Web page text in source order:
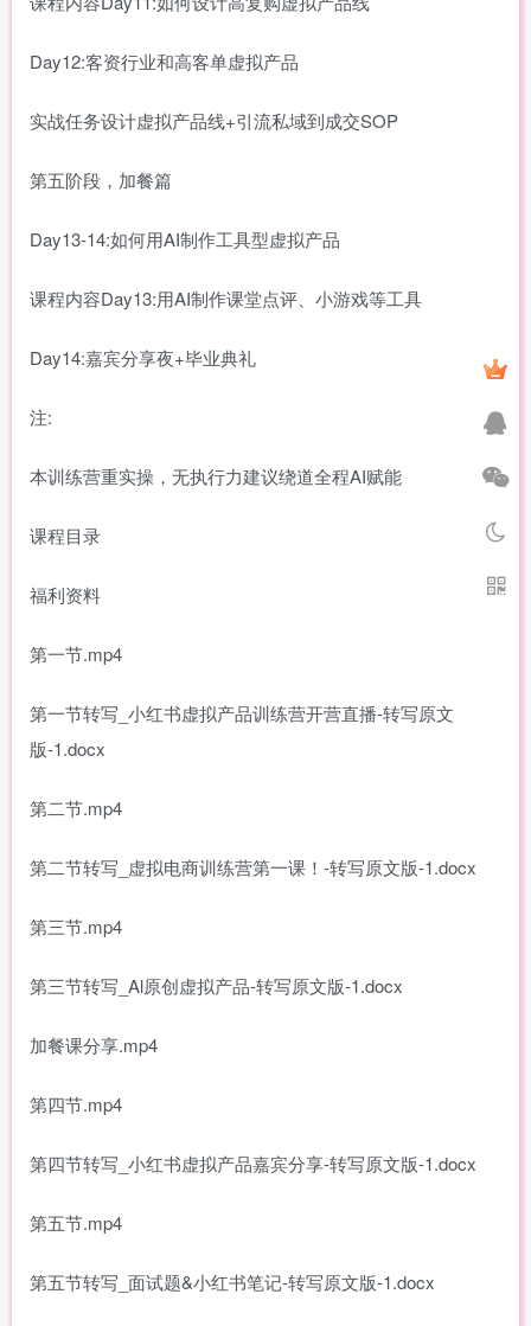
Day12:客资行业和高客单虚拟产品
实战任务设计虚拟产品线+引流私域到成交SOP
第五阶段，加餐篇
Day13-14:如何用AI制作工具型虚拟产品
课程内容Day13:用AI制作课堂点评、小游戏等工具
Day14:嘉宾分享夜+毕业典礼
注:
本训练营重实操，无执行力建议绕道全程AI赋能
课程目录
福利资料
第一节.mp4
第一节转写_小红书虚拟产品训练营开营直播-转写原文
版-1.docx
第二节.mp4
第二节转写_虚拟电商训练营第一课！-转写原文版-1.docx
第三节.mp4
第三节转写_Al原创虚拟产品-转写原文版-1.docx
加餐课分享.mp4
第四节.mp4
第四节转写_小红书虚拟产品嘉宾分享-转写原文版-1.docx
第五节.mp4
第五节转写_面试题&小红书笔记-转写原文版-1.docx